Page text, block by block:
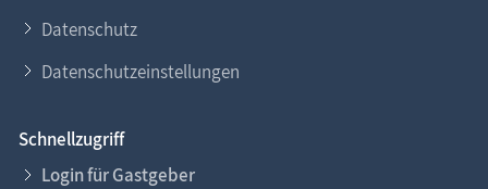
Datenschutz
Datenschutzeinstellungen
Schnellzugriff
Login für Gastgeber